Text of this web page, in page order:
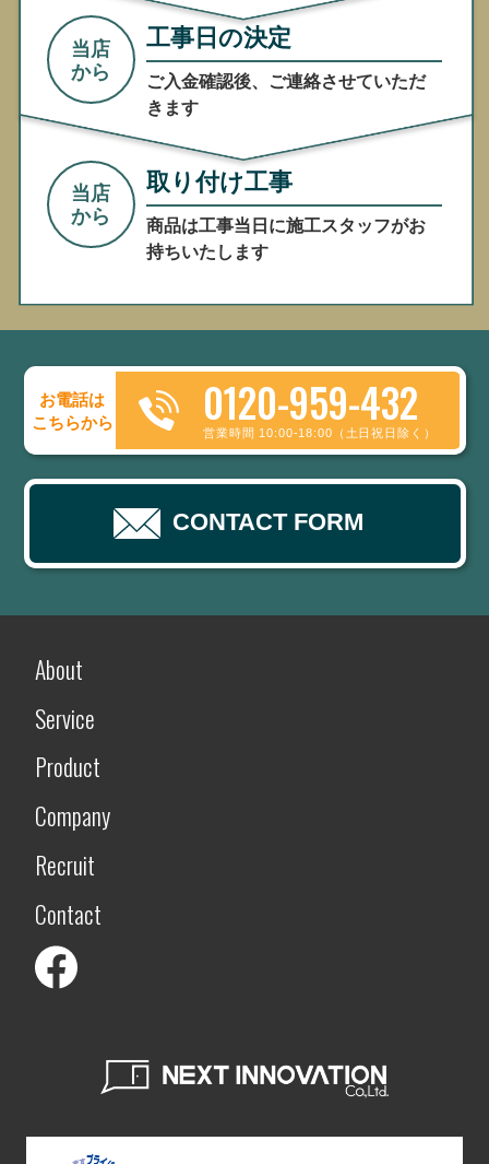
工事日の決定
ご入金確認後、ご連絡させていただ
きます
当店
から
取り付け工事
商品は工事当日に施工スタッフがお
持ちいたします
当店
から
お電話は
こちらから
0120-959-432
営業時間 10:00-18:00（土日祝日除く）
CONTACT FORM
About
Service
Product
Company
Recruit
Contact